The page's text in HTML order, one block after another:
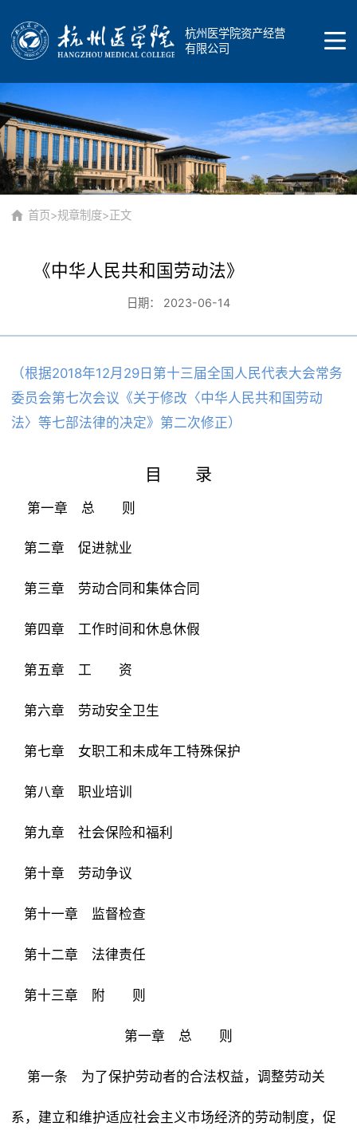
杭州医学院资产经营
有限公司
首页
公司概况
公司简介
公司发展
产品展厅
品牌介绍
专利商标
经销商
诚招经销商
首页>规章制度>正文
《中华人民共和国劳动法》
日期： 2023-06-14
（根据2018年12月29日第十三届全国人民代表大会常务
委员会第七次会议《关于修改〈中华人民共和国劳动
法〉等七部法律的决定》第二次修正）
目 录
第一章 总 则
第二章 促进就业
第三章 劳动合同和集体合同
第四章 工作时间和休息休假
第五章 工 资
第六章 劳动安全卫生
第七章 女职工和未成年工特殊保护
第八章 职业培训
第九章 社会保险和福利
第十章 劳动争议
第十一章 监督检查
第十二章 法律责任
第十三章 附 则
第一章 总 则
第一条 为了保护劳动者的合法权益，调整劳动关
系，建立和维护适应社会主义市场经济的劳动制度，促